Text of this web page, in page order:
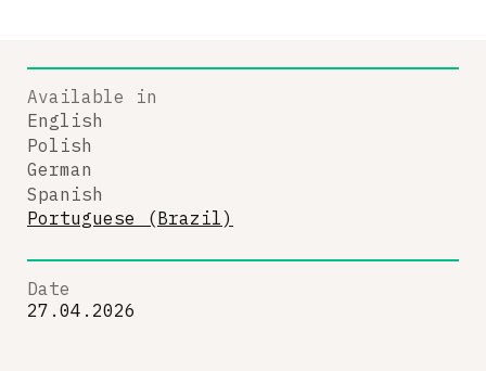
Available in
English
Polish
German
Spanish
Portuguese (Brazil)
Date
27.04.2026